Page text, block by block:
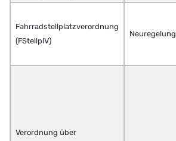
Fahrradstellplatzverordnung
(FStellplV)
Neuregelung
Verordnung über